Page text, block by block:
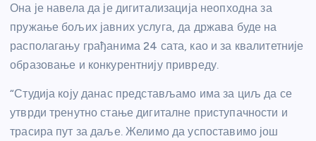
Она је навела да је дигитализација неопходна за
пружање бољих јавних услуга, да држава буде на
располагању грађанима 24 сата, као и за квалитетније
образовање и конкурентнију привреду.
“Студија коју данас представљамо има за циљ да се
утврди тренутно стање дигиталне приступачности и
трасира пут за даље. Желимо да успоставимо још